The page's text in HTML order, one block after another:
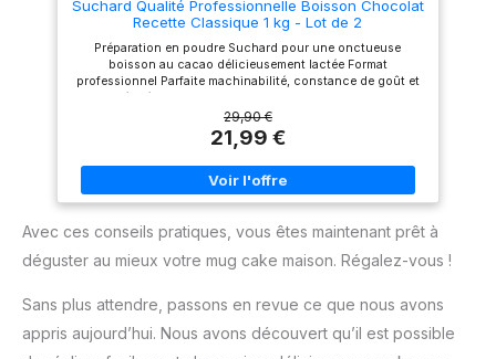
Taste: À reconstituer avec de
75°C au point de contact.
Pour une qualité optimale,
utilisez de l'eau filtrée
Suchard Qualité Professionnelle Boisson Chocolat
Recette Classique 1 kg - Lot de 2
Préparation en poudre Suchard pour une onctueuse
boisson au cacao délicieusement lactée Format
professionnel Parfaite machinabilité, constance de goût et
Directions: Suchard vous recommande les dosages
suivants : 15 cl d eau chaude pour 20/22 g, 18 cl d eau
chaude pour 23/25 g, 25 cl d eau chaude pour 28/30 g.
29,90 €
21,99 €
Avec ces conseils pratiques, vous êtes maintenant prêt à
déguster au mieux votre mug cake maison. Régalez-vous !
Sans plus attendre, passons en revue ce que nous avons
appris aujourd’hui. Nous avons découvert qu’il est possible